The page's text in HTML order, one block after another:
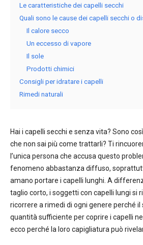
Le caratteristiche dei capelli secchi
Quali sono le cause dei capelli secchi o
Il calore secco
Un eccesso di vapore
Il sole
Prodotti chimici
Consigli per idratare i capelli
Rimedi naturali
Hai i capelli secchi e senza vita? Sono
che non sai più come trattarli? Ti
l’unica persona che accusa questo
fenomeno abbastanza diffuso,
amano portare i capelli lunghi. A
taglio corto, i soggetti con capelli lungi si
ricorrere a rimedi di ogni genere perché
quantità sufficiente per coprire i capelli
ecco perché la loro capigliatura può